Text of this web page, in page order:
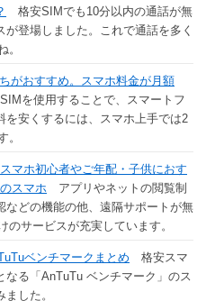
格安SIMでも10分以内の通話が無
が登場しました。これで通話を多く
。
がおすすめ。スマホ料金が月額
を使用することで、スマートフ
を安くするには、スマホ上手では2
。
マホ初心者やご年配・子供におす
スマホ アプリやネットの閲覧制
などの機能の他、遠隔サポートが無
サービスが充実しています。
ベンチマークまとめ 格安スマ
なる「AnTuTu ベンチマーク」のス
した。